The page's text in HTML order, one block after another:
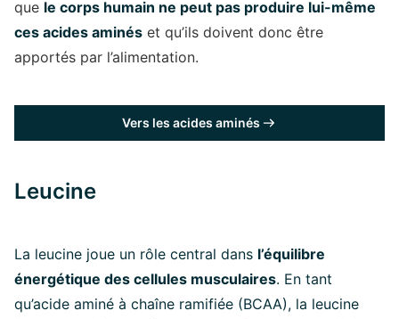
que le corps humain ne peut pas produire lui-même
ces acides aminés et qu’ils doivent donc être
apportés par l’alimentation.
Vers les acides aminés
Leucine
La leucine joue un rôle central dans l’équilibre
énergétique des cellules musculaires. En tant
qu’acide aminé à chaîne ramifiée (BCAA), la leucine